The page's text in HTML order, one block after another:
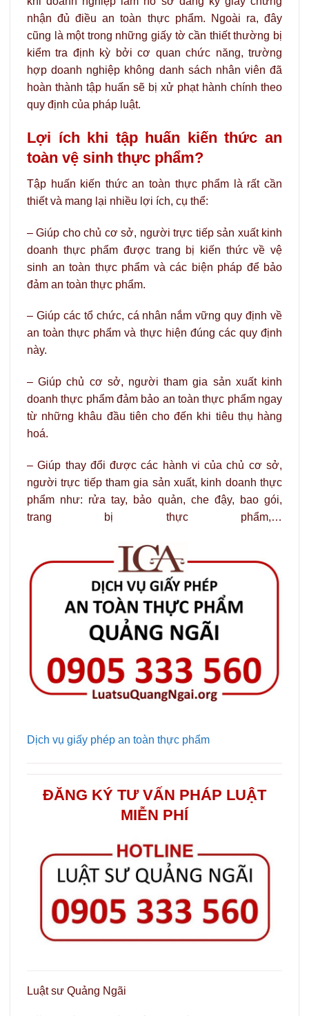
nhận đủ điều an toàn thực phẩm. Ngoài ra, đây
cũng là một trong những giấy tờ cần thiết thường bị
kiểm tra định kỳ bởi cơ quan chức năng, trường
hợp doanh nghiệp không danh sách nhân viên đã
hoàn thành tập huấn sẽ bị xử phạt hành chính theo
quy định của pháp luật.
Lợi ích khi tập huấn kiến thức an
toàn vệ sinh thực phẩm?
Tập huấn kiến thức an toàn thực phẩm là rất cần
thiết và mang lại nhiều lợi ích, cụ thể:
– Giúp cho chủ cơ sở, người trực tiếp sản xuất kinh
doanh thực phẩm được trang bị kiến thức về vệ
sinh an toàn thực phẩm và các biện pháp để bảo
đảm an toàn thực phẩm.
– Giúp các tổ chức, cá nhân nắm vững quy định về
an toàn thực phẩm và thực hiện đúng các quy định
này.
– Giúp chủ cơ sở, người tham gia sản xuất kinh
doanh thực phẩm đảm bảo an toàn thực phẩm ngay
từ những khâu đầu tiên cho đến khi tiêu thụ hàng
hoá.
– Giúp thay đổi được các hành vi của chủ cơ sở,
người trực tiếp tham gia sản xuất, kinh doanh thực
phẩm như: rửa tay, bảo quản, che đậy, bao gói,
trang bị thực phẩm,…
Dịch vụ giấy phép an toàn thực phẩm
ĐĂNG KÝ TƯ VẤN PHÁP LUẬT
MIỄN PHÍ
Luật sư Quảng Ngãi